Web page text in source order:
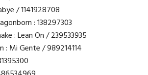
/ 1141928708
: 138297303
: Lean On / 239533935
: Mi Gente / 989214114